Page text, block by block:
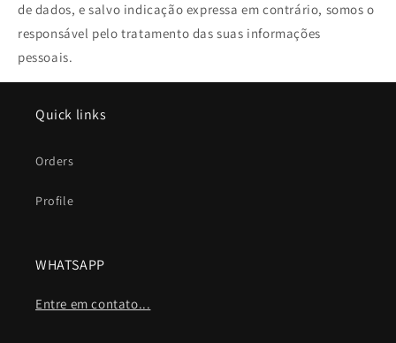
de dados, e salvo indicação expressa em contrário, somos o
responsável pelo tratamento das suas informações
pessoais.
Quick links
Orders
Profile
WHATSAPP
Entre em contato...